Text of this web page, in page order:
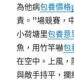
為他病包養價
責。”場競賽，
小荷塘里包養意
魚，用竹竿嚇包
在空中。上風
與敵手持平，